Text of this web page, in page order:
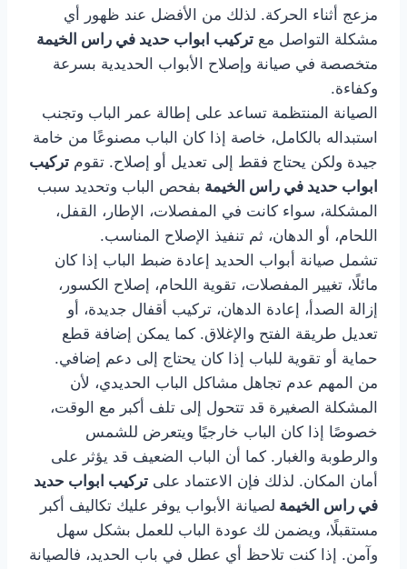
مزعج أثناء الحركة. لذلك من الأفضل عند ظهور أي
مشكلة التواصل مع تركيب ابواب حديد في راس الخيمة
متخصصة في صيانة وإصلاح الأبواب الحديدية بسرعة
وكفاءة.
الصيانة المنتظمة تساعد على إطالة عمر الباب وتجنب
استبداله بالكامل، خاصة إذا كان الباب مصنوعًا من خامة
جيدة ولكن يحتاج فقط إلى تعديل أو إصلاح. تقوم تركيب
ابواب حديد في راس الخيمة بفحص الباب وتحديد سبب
المشكلة، سواء كانت في المفصلات، الإطار، القفل،
اللحام، أو الدهان، ثم تنفيذ الإصلاح المناسب.
تشمل صيانة أبواب الحديد إعادة ضبط الباب إذا كان
مائلًا، تغيير المفصلات، تقوية اللحام، إصلاح الكسور،
إزالة الصدأ، إعادة الدهان، تركيب أقفال جديدة، أو
تعديل طريقة الفتح والإغلاق. كما يمكن إضافة قطع
حماية أو تقوية للباب إذا كان يحتاج إلى دعم إضافي.
من المهم عدم تجاهل مشاكل الباب الحديدي، لأن
المشكلة الصغيرة قد تتحول إلى تلف أكبر مع الوقت،
خصوصًا إذا كان الباب خارجيًا ويتعرض للشمس
والرطوبة والغبار. كما أن الباب الضعيف قد يؤثر على
أمان المكان. لذلك فإن الاعتماد على تركيب ابواب حديد
في راس الخيمة لصيانة الأبواب يوفر عليك تكاليف أكبر
مستقبلًا، ويضمن لك عودة الباب للعمل بشكل سهل
وآمن. إذا كنت تلاحظ أي عطل في باب الحديد، فالصيانة